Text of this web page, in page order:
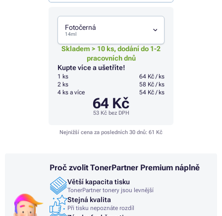
Fotočerná
14ml
Skladem > 10 ks, dodání do 1-2
pracovních dnů
Kupte více a ušetříte!
1 ks
64 Kč / ks
2 ks
58 Kč / ks
4 ks a více
54 Kč / ks
64 Kč
53 Kčbez DPH
Nejnižší cena za posledních 30 dnů: 61 Kč
Proč zvolit TonerPartner Premium náplně
Větší kapacita tisku
TonerPartner tonery jsou levnější
Stejná kvalita
Při tisku nepoznáte rozdíl